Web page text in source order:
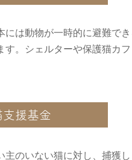
には動物が一時的に避難で
す。シェルターや保護猫カ
支援基金
主のいない猫に対し、捕獲